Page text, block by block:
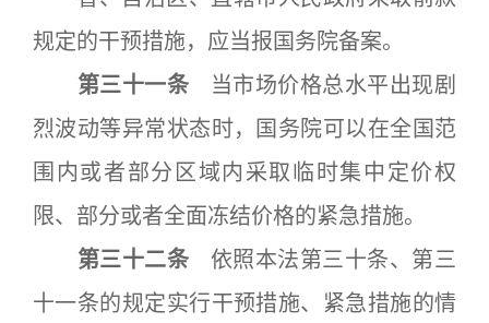
规定的干预措施，应当报国务院备案。
第三十一条 当市场价格总水平出现剧
烈波动等异常状态时，国务院可以在全国范
围内或者部分区域内采取临时集中定价权
限、部分或者全面冻结价格的紧急措施。
第三十二条 依照本法第三十条、第三
十一条的规定实行干预措施、紧急措施的情